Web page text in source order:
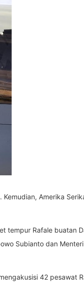
Amerika
tempur Rafale buatan
Subianto dan
42 pesawat